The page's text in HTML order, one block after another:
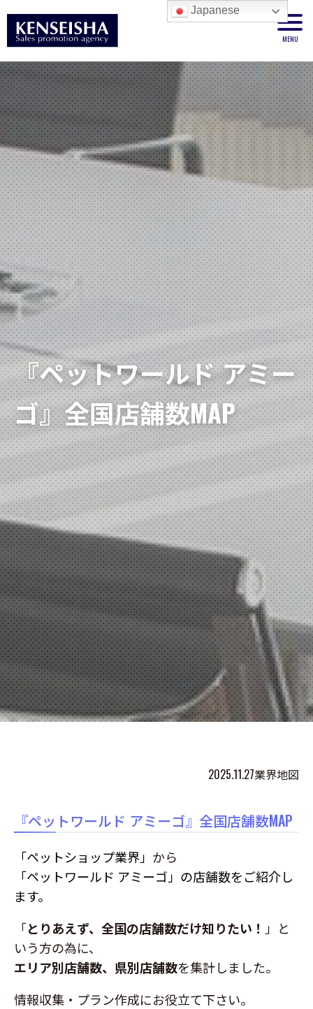
『ペットワールド アミー
ゴ』全国店舗数MAP
2025.11.27業界地図
『ペットワールド アミーゴ』全国店舗数MAP
「ペットショップ業界」 から
「ペットワールド アミーゴ」の店舗数をご紹介し
ます。
「とりあえず、全国の店舗数だけ知りたい！ 」と
いう方の為に、
エリア別店舗数、県別店舗数を集計しました。
情報収集・プラン作成にお役立て下さい。
Japanese